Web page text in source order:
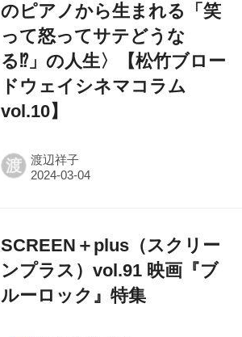
のピアノから生まれる「笑
って怒ってサテどうな
る⁉」の人生〉【松竹ブロー
ドウェイシネマコラム
vol.10】
渡 渡辺祥子
SCREEN＋plus（スクリー
ンプラス）vol.91 映画『ブ
ルーロック』特集